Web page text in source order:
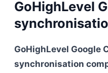
GoHighLevel
GoHighLevel Google
synchronisation